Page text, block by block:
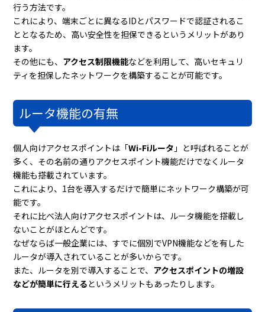
行う方法です。
これにより、端末ごとに異なるIDとパスワードで認証されるこ
ととなるため、高い安全性を担保できるというメリットがあり
ます。
その他にも、 アクセス制限機能などを利用して、高いセキュリ
ティを担保したネットワークを構築することが可能です。
ルータ機能の有無
個人向けアクセスポイントは「Wi-Fiルータ 」と呼ばれることが
多く、その名前の通りアクセスポイント機能だけでなくルータ
機能も搭載されています。
これにより、1台を導入するだけで簡単にネットワーク構築が可
能です。
それに比べ法人向けアクセスポイントは、ルータ機能を搭載し
ないことがほとんどです。
なぜならば一般企業には、すでに個別でVPN機能などを有した
ルータが導入されていることが多いからです。
また、ルータを別で導入することで、 アクセスポイントの増設
などが簡単に行えるというメリットもあったりします。